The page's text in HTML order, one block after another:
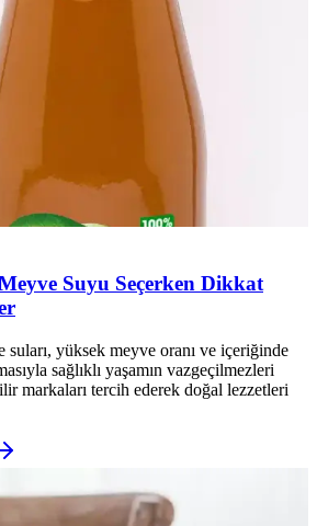
Suyu Seçerken Dikkat
suları, yüksek meyve oranı ve içeriğinde
sağlıklı yaşamın vazgeçilmezleri
markaları tercih ederek doğal lezzetleri